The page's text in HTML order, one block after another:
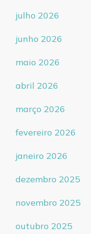
julho 2026
junho 2026
maio 2026
abril 2026
março 2026
fevereiro 2026
janeiro 2026
dezembro 2025
novembro 2025
outubro 2025